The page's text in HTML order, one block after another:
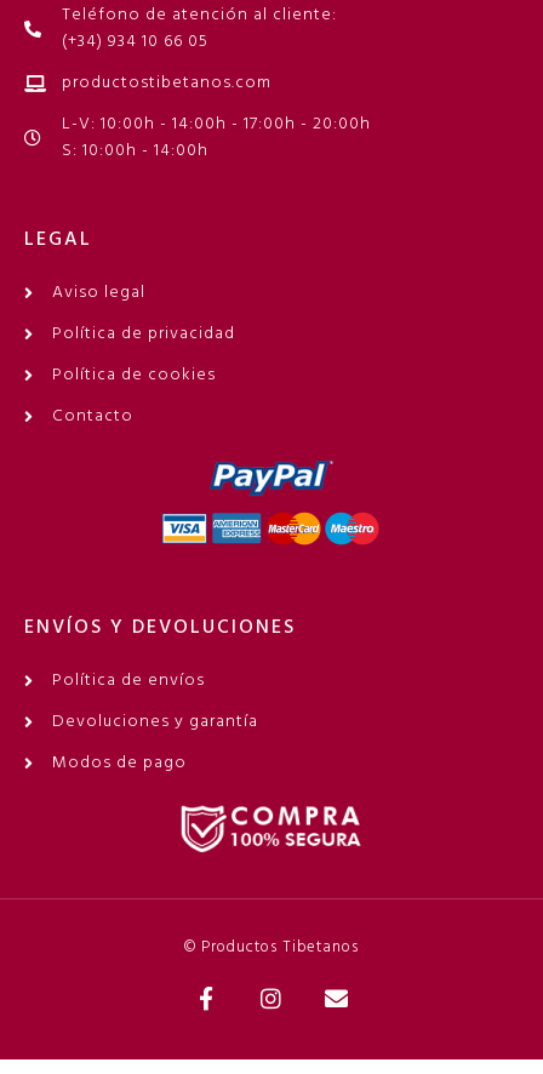
Teléfono de atención al cliente:
(+34) 934 10 66 05
productostibetanos.com
L-V: 10:00h - 14:00h - 17:00h - 20:00h
S: 10:00h - 14:00h
LEGAL
Aviso legal
Política de privacidad
Política de cookies
Contacto
ENVÍOS Y DEVOLUCIONES
Política de envíos
Devoluciones y garantía
Modos de pago
© Productos Tibetanos